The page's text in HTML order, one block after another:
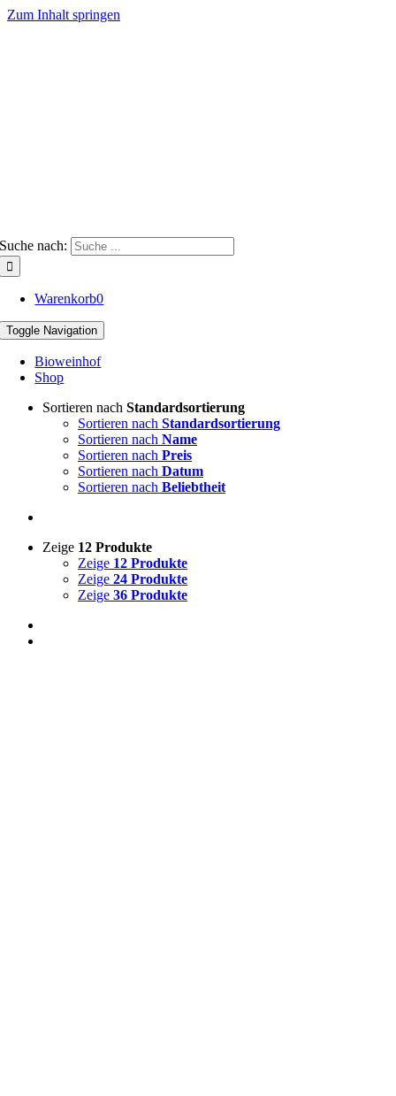
Zum Inhalt springen
Suche nach:
Warenkorb0
Toggle Navigation
Bioweinhof
Shop
Sortieren nach Standardsortierung
Sortieren nach Standardsortierung
Sortieren nach Name
Sortieren nach Preis
Sortieren nach Datum
Sortieren nach Beliebtheit
Zeige 12 Produkte
Zeige 12 Produkte
Zeige 24 Produkte
Zeige 36 Produkte